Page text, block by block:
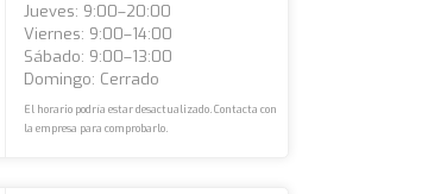
Jueves: 9:00–20:00
Viernes: 9:00–14:00
Sábado: 9:00–13:00
Domingo: Cerrado
El horario podría estar desactualizado. Contacta con
la empresa para comprobarlo.